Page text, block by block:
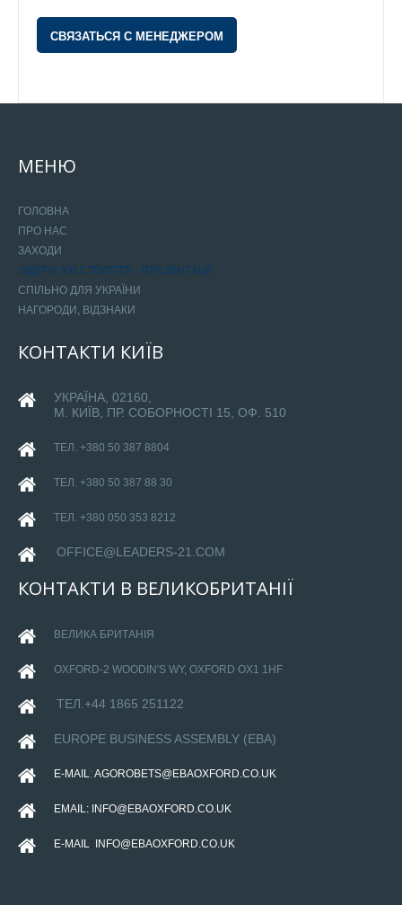
СВЯЗАТЬСЯ С МЕНЕДЖЕРОМ
МЕНЮ
ГОЛОВНА
ПРО НАС
ЗАХОДИ
ЛІДЕРИ ХХІ СТОЛІТТЯ - ПРЕЗЕНТАЦІЇ
СПІЛЬНО ДЛЯ УКРАЇНИ
НАГОРОДИ, ВІДЗНАКИ
КОНТАКТИ КИЇВ
УКРАЇНА, 02160,
М. КИЇВ, ПР. СОБОРНОСТІ 15, ОФ. 510
ТЕЛ. +380 50 387 8804
ТЕЛ. +380 50 387 88 30
ТЕЛ. +380 050 353 8212
OFFICE@LEADERS-21.COM
КОНТАКТИ В ВЕЛИКОБРИТАНІЇ
ВЕЛИКА БРИТАНІЯ
OXFORD-2 WOODIN'S WY, OXFORD OX1 1HF
ТЕЛ.+44 1865 251122
EUROPE BUSINESS ASSEMBLY (EBA)
E-MAIL: AGOROBETS@EBAOXFORD.CO.UK
EMAIL: INFO@EBAOXFORD.CO.UK
E-MAIL: INFO@EBAOXFORD.CO.UK